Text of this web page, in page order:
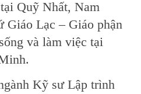
Quỹ Nhất, Nam
Lạc – Giáo phận
và làm việc tại
Kỹ sư Lập trình